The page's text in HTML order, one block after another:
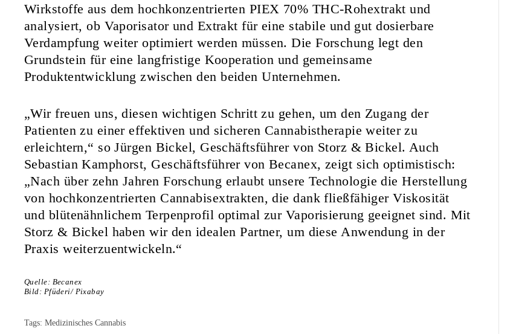
Wirkstoffe aus dem hochkonzentrierten PIEX 70% THC-Rohextrakt und
analysiert, ob Vaporisator und Extrakt für eine stabile und gut dosierbare
Verdampfung weiter optimiert werden müssen. Die Forschung legt den
Grundstein für eine langfristige Kooperation und gemeinsame
Produktentwicklung zwischen den beiden Unternehmen.
„Wir freuen uns, diesen wichtigen Schritt zu gehen, um den Zugang der
Patienten zu einer effektiven und sicheren Cannabistherapie weiter zu
erleichtern,“ so Jürgen Bickel, Geschäftsführer von Storz & Bickel. Auch
Sebastian Kamphorst, Geschäftsführer von Becanex, zeigt sich optimistisch:
„Nach über zehn Jahren Forschung erlaubt unsere Technologie die Herstellung
von hochkonzentrierten Cannabisextrakten, die dank fließfähiger Viskosität
und blütenähnlichem Terpenprofil optimal zur Vaporisierung geeignet sind. Mit
Storz & Bickel haben wir den idealen Partner, um diese Anwendung in der
Praxis weiterzuentwickeln.“
Quelle: Becanex
Bild: Pfüderi/ Pixabay
Tags: Medizinisches Cannabis